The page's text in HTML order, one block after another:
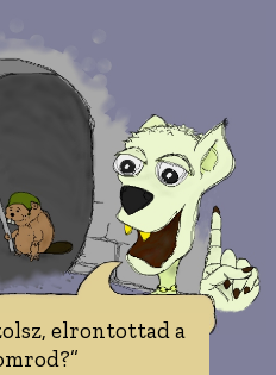
elrontottad a